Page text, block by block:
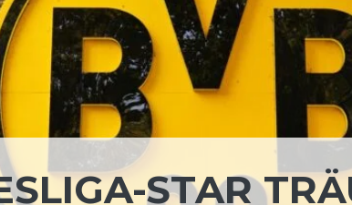
STAR